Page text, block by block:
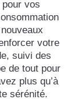
pour vos
votre
suivi des
de tout pour
plus qu’à
sérénité.